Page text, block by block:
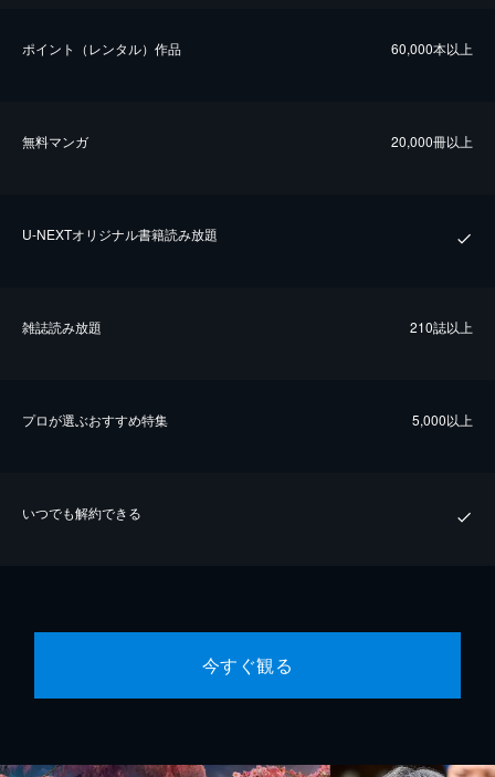
ポイント（レンタル）作品 60,000本以上
無料マンガ 20,000冊以上
U-NEXTオリジナル書籍読み放題
雑誌読み放題 210誌以上
プロが選ぶおすすめ特集 5,000以上
いつでも解約できる
今すぐ観る